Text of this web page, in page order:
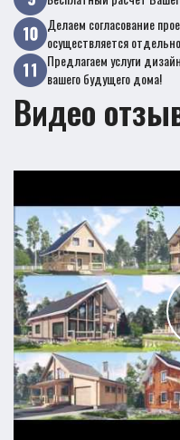
Делаем согласование
осуществляется
Предлагаем услуги
вашего будущего дома!
Видео